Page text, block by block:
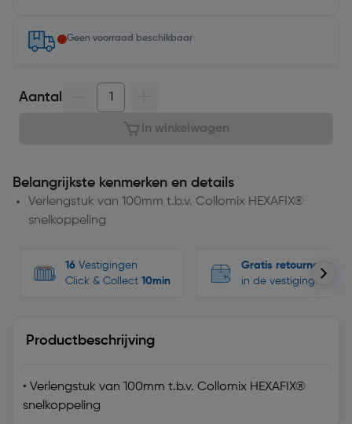
Geen voorraad beschikbaar
Aantal
In winkelwagen
Belangrijkste kenmerken en details
Verlengstuk van 100mm t.b.v. Collomix HEXAFIX®
snelkoppeling
16 Vestigingen
Click & Collect 10min
Gratis retourneren
in de vestigingen
Productbeschrijving
• Verlengstuk van 100mm t.b.v. Collomix HEXAFIX®
snelkoppeling